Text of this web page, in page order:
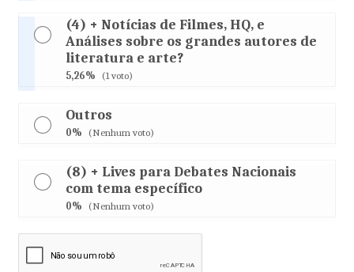
(4) + Notícias de Filmes, HQ, e
Análises sobre os grandes autores de
literatura e arte?
5,26% (1 voto)
Outros
0% (Nenhum voto)
(8) + Lives para Debates Nacionais
com tema específico
0% (Nenhum voto)